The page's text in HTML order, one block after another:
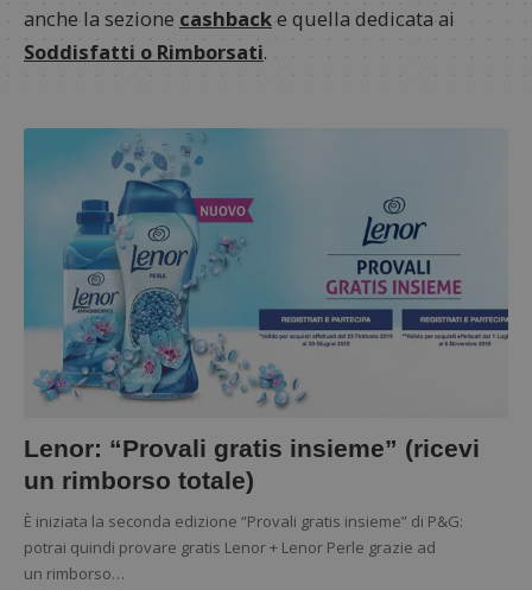
anche la sezione cashbacke quella dedicata ai
Soddisfatti o Rimborsati.
Lenor: “Provali gratis insieme” (ricevi
un rimborso totale)
È iniziata la seconda edizione “Provali gratis insieme” di P&G:
potrai quindi provare gratis Lenor + Lenor Perle grazie ad
un rimborso…